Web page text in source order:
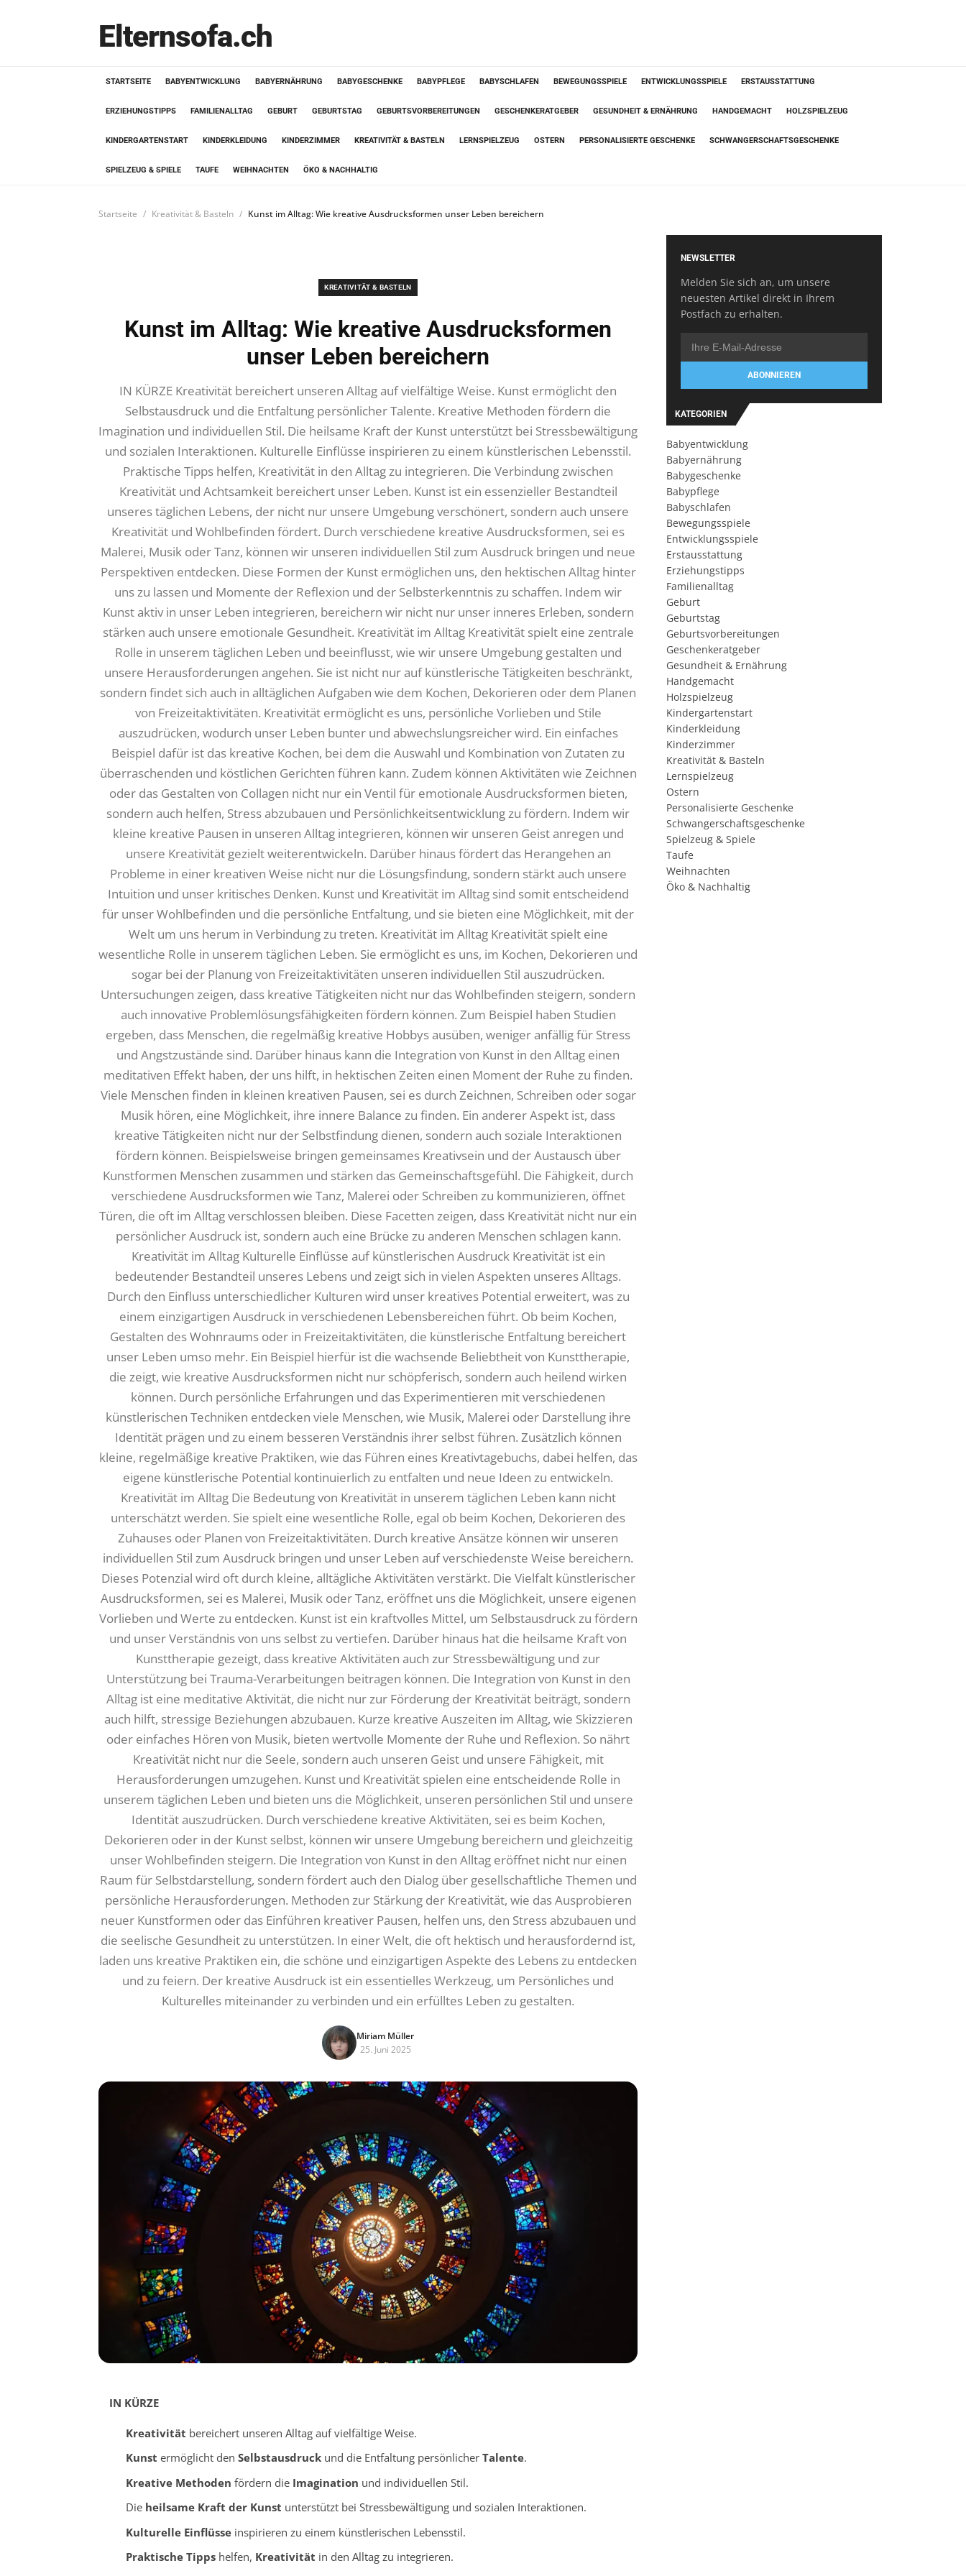
Elternsofa.ch
STARTSEITE BABYENTWICKLUNG BABYERNÄHRUNG BABYGESCHENKE BABYPFLEGE BABYSCHLAFEN BEWEGUNGSSPIELE ENTWICKLUNGSSPIELE ERSTAUSSTATTUNG
ERZIEHUNGSTIPPS FAMILIENALLTAG GEBURT GEBURTSTAG GEBURTSVORBEREITUNGEN GESCHENKERATGEBER GESUNDHEIT & ERNÄHRUNG HANDGEMACHT HOLZSPIELZEUG
KINDERGARTENSTART KINDERKLEIDUNG KINDERZIMMER KREATIVITÄT & BASTELN LERNSPIELZEUG OSTERN PERSONALISIERTE GESCHENKE SCHWANGERSCHAFTSGESCHENKE
SPIELZEUG & SPIELE TAUFE WEIHNACHTEN ÖKO & NACHHALTIG
Startseite Kreativität & Basteln Kunst im Alltag: Wie kreative Ausdrucksformen unser Leben bereichern
KREATIVITÄT & BASTELN
Kunst im Alltag: Wie kreative Ausdrucksformen
unser Leben bereichern
IN KÜRZE Kreativität bereichert unseren Alltag auf vielfältige Weise. Kunst ermöglicht den
Selbstausdruck und die Entfaltung persönlicher Talente. Kreative Methoden fördern die
Imagination und individuellen Stil. Die heilsame Kraft der Kunst unterstützt bei Stressbewältigung
und sozialen Interaktionen. Kulturelle Einflüsse inspirieren zu einem künstlerischen Lebensstil.
Praktische Tipps helfen, Kreativität in den Alltag zu integrieren. Die Verbindung zwischen
Kreativität und Achtsamkeit bereichert unser Leben. Kunst ist ein essenzieller Bestandteil
unseres täglichen Lebens, der nicht nur unsere Umgebung verschönert, sondern auch unsere
Kreativität und Wohlbefinden fördert. Durch verschiedene kreative Ausdrucksformen, sei es
Malerei, Musik oder Tanz, können wir unseren individuellen Stil zum Ausdruck bringen und neue
Perspektiven entdecken. Diese Formen der Kunst ermöglichen uns, den hektischen Alltag hinter
uns zu lassen und Momente der Reflexion und der Selbsterkenntnis zu schaffen. Indem wir
Kunst aktiv in unser Leben integrieren, bereichern wir nicht nur unser inneres Erleben, sondern
stärken auch unsere emotionale Gesundheit. Kreativität im Alltag Kreativität spielt eine zentrale
Rolle in unserem täglichen Leben und beeinflusst, wie wir unsere Umgebung gestalten und
unsere Herausforderungen angehen. Sie ist nicht nur auf künstlerische Tätigkeiten beschränkt,
sondern findet sich auch in alltäglichen Aufgaben wie dem Kochen, Dekorieren oder dem Planen
von Freizeitaktivitäten. Kreativität ermöglicht es uns, persönliche Vorlieben und Stile
auszudrücken, wodurch unser Leben bunter und abwechslungsreicher wird. Ein einfaches
Beispiel dafür ist das kreative Kochen, bei dem die Auswahl und Kombination von Zutaten zu
überraschenden und köstlichen Gerichten führen kann. Zudem können Aktivitäten wie Zeichnen
oder das Gestalten von Collagen nicht nur ein Ventil für emotionale Ausdrucksformen bieten,
sondern auch helfen, Stress abzubauen und Persönlichkeitsentwicklung zu fördern. Indem wir
kleine kreative Pausen in unseren Alltag integrieren, können wir unseren Geist anregen und
unsere Kreativität gezielt weiterentwickeln. Darüber hinaus fördert das Herangehen an
Probleme in einer kreativen Weise nicht nur die Lösungsfindung, sondern stärkt auch unsere
Intuition und unser kritisches Denken. Kunst und Kreativität im Alltag sind somit entscheidend
für unser Wohlbefinden und die persönliche Entfaltung, und sie bieten eine Möglichkeit, mit der
Welt um uns herum in Verbindung zu treten. Kreativität im Alltag Kreativität spielt eine
wesentliche Rolle in unserem täglichen Leben. Sie ermöglicht es uns, im Kochen, Dekorieren und
sogar bei der Planung von Freizeitaktivitäten unseren individuellen Stil auszudrücken.
Untersuchungen zeigen, dass kreative Tätigkeiten nicht nur das Wohlbefinden steigern, sondern
auch innovative Problemlösungsfähigkeiten fördern können. Zum Beispiel haben Studien
ergeben, dass Menschen, die regelmäßig kreative Hobbys ausüben, weniger anfällig für Stress
und Angstzustände sind. Darüber hinaus kann die Integration von Kunst in den Alltag einen
meditativen Effekt haben, der uns hilft, in hektischen Zeiten einen Moment der Ruhe zu finden.
Viele Menschen finden in kleinen kreativen Pausen, sei es durch Zeichnen, Schreiben oder sogar
Musik hören, eine Möglichkeit, ihre innere Balance zu finden. Ein anderer Aspekt ist, dass
kreative Tätigkeiten nicht nur der Selbstfindung dienen, sondern auch soziale Interaktionen
fördern können. Beispielsweise bringen gemeinsames Kreativsein und der Austausch über
Kunstformen Menschen zusammen und stärken das Gemeinschaftsgefühl. Die Fähigkeit, durch
verschiedene Ausdrucksformen wie Tanz, Malerei oder Schreiben zu kommunizieren, öffnet
Türen, die oft im Alltag verschlossen bleiben. Diese Facetten zeigen, dass Kreativität nicht nur ein
persönlicher Ausdruck ist, sondern auch eine Brücke zu anderen Menschen schlagen kann.
Kreativität im Alltag Kulturelle Einflüsse auf künstlerischen Ausdruck Kreativität ist ein
bedeutender Bestandteil unseres Lebens und zeigt sich in vielen Aspekten unseres Alltags.
Durch den Einfluss unterschiedlicher Kulturen wird unser kreatives Potential erweitert, was zu
einem einzigartigen Ausdruck in verschiedenen Lebensbereichen führt. Ob beim Kochen,
Gestalten des Wohnraums oder in Freizeitaktivitäten, die künstlerische Entfaltung bereichert
unser Leben umso mehr. Ein Beispiel hierfür ist die wachsende Beliebtheit von Kunsttherapie,
die zeigt, wie kreative Ausdrucksformen nicht nur schöpferisch, sondern auch heilend wirken
können. Durch persönliche Erfahrungen und das Experimentieren mit verschiedenen
künstlerischen Techniken entdecken viele Menschen, wie Musik, Malerei oder Darstellung ihre
Identität prägen und zu einem besseren Verständnis ihrer selbst führen. Zusätzlich können
kleine, regelmäßige kreative Praktiken, wie das Führen eines Kreativtagebuchs, dabei helfen, das
eigene künstlerische Potential kontinuierlich zu entfalten und neue Ideen zu entwickeln.
Kreativität im Alltag Die Bedeutung von Kreativität in unserem täglichen Leben kann nicht
unterschätzt werden. Sie spielt eine wesentliche Rolle, egal ob beim Kochen, Dekorieren des
Zuhauses oder Planen von Freizeitaktivitäten. Durch kreative Ansätze können wir unseren
individuellen Stil zum Ausdruck bringen und unser Leben auf verschiedenste Weise bereichern.
Dieses Potenzial wird oft durch kleine, alltägliche Aktivitäten verstärkt. Die Vielfalt künstlerischer
Ausdrucksformen, sei es Malerei, Musik oder Tanz, eröffnet uns die Möglichkeit, unsere eigenen
Vorlieben und Werte zu entdecken. Kunst ist ein kraftvolles Mittel, um Selbstausdruck zu fördern
und unser Verständnis von uns selbst zu vertiefen. Darüber hinaus hat die heilsame Kraft von
Kunsttherapie gezeigt, dass kreative Aktivitäten auch zur Stressbewältigung und zur
Unterstützung bei Trauma-Verarbeitungen beitragen können. Die Integration von Kunst in den
Alltag ist eine meditative Aktivität, die nicht nur zur Förderung der Kreativität beiträgt, sondern
auch hilft, stressige Beziehungen abzubauen. Kurze kreative Auszeiten im Alltag, wie Skizzieren
oder einfaches Hören von Musik, bieten wertvolle Momente der Ruhe und Reflexion. So nährt
Kreativität nicht nur die Seele, sondern auch unseren Geist und unsere Fähigkeit, mit
Herausforderungen umzugehen. Kunst und Kreativität spielen eine entscheidende Rolle in
unserem täglichen Leben und bieten uns die Möglichkeit, unseren persönlichen Stil und unsere
Identität auszudrücken. Durch verschiedene kreative Aktivitäten, sei es beim Kochen,
Dekorieren oder in der Kunst selbst, können wir unsere Umgebung bereichern und gleichzeitig
unser Wohlbefinden steigern. Die Integration von Kunst in den Alltag eröffnet nicht nur einen
Raum für Selbstdarstellung, sondern fördert auch den Dialog über gesellschaftliche Themen und
persönliche Herausforderungen. Methoden zur Stärkung der Kreativität, wie das Ausprobieren
neuer Kunstformen oder das Einführen kreativer Pausen, helfen uns, den Stress abzubauen und
die seelische Gesundheit zu unterstützen. In einer Welt, die oft hektisch und herausfordernd ist,
laden uns kreative Praktiken ein, die schöne und einzigartigen Aspekte des Lebens zu entdecken
und zu feiern. Der kreative Ausdruck ist ein essentielles Werkzeug, um Persönliches und
Kulturelles miteinander zu verbinden und ein erfülltes Leben zu gestalten.
Miriam Müller
25. Juni 2025
IN KÜRZE
Kreativität bereichert unseren Alltag auf vielfältige Weise.
Kunst ermöglicht den Selbstausdruckund die Entfaltung persönlicher Talente.
Kreative Methoden fördern die Imagination und individuellen Stil.
Die heilsame Kraft der Kunst unterstützt bei Stressbewältigung und sozialen Interaktionen.
Kulturelle Einflüsseinspirieren zu einem künstlerischen Lebensstil.
Praktische Tippshelfen, Kreativität in den Alltag zu integrieren.
NEWSLETTER
Melden Sie sich an, um unsere
neuesten Artikel direkt in Ihrem
Postfach zu erhalten.
ABONNIEREN
KATEGORIEN
Babyentwicklung
Babyernährung
Babygeschenke
Babypflege
Babyschlafen
Bewegungsspiele
Entwicklungsspiele
Erstausstattung
Erziehungstipps
Familienalltag
Geburt
Geburtstag
Geburtsvorbereitungen
Geschenkeratgeber
Gesundheit & Ernährung
Handgemacht
Holzspielzeug
Kindergartenstart
Kinderkleidung
Kinderzimmer
Kreativität & Basteln
Lernspielzeug
Ostern
Personalisierte Geschenke
Schwangerschaftsgeschenke
Spielzeug & Spiele
Taufe
Weihnachten
Öko & Nachhaltig